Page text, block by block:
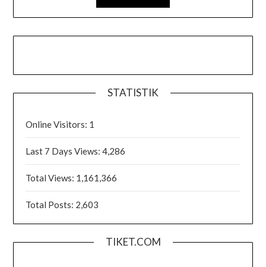
STATISTIK
Online Visitors: 1
Last 7 Days Views:4,286
Total Views: 1,161,366
Total Posts: 2,603
TIKET.COM